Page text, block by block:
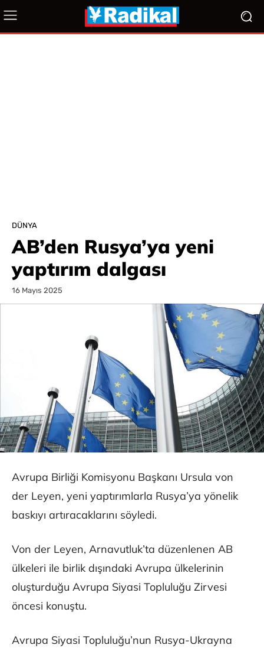
DÜNYA
AB’den Rusya’ya yeni
yaptırım dalgası
16 Mayıs 2025
Avrupa Birliği Komisyonu Başkanı Ursula von
der Leyen, yeni yaptırımlarla Rusya’ya yönelik
baskıyı artıracaklarını söyledi.
Von der Leyen, Arnavutluk’ta düzenlenen AB
ülkeleri ile birlik dışındaki Avrupa ülkelerinin
oluşturduğu Avrupa Siyasi Topluluğu Zirvesi
öncesi konuştu.
Avrupa Siyasi Topluluğu’nun Rusya-Ukrayna